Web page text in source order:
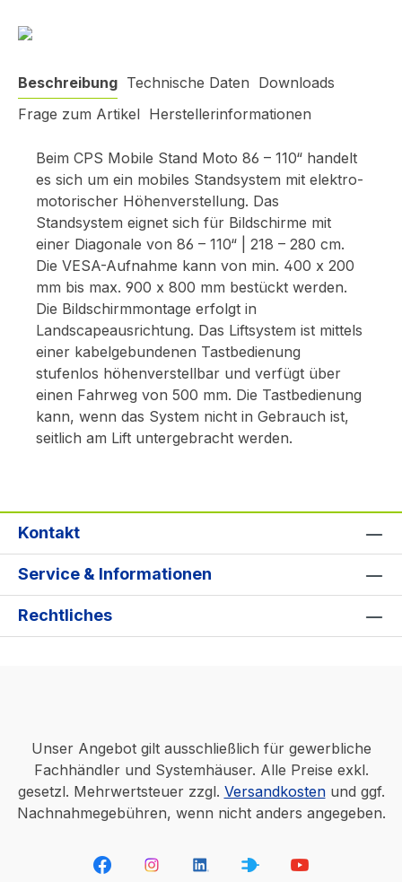
Beschreibung Technische Daten Downloads
Frage zum Artikel Herstellerinformationen
Beim CPS Mobile Stand Moto 86 – 110“ handelt
es sich um ein mobiles Standsystem mit elektro-
motorischer Höhenverstellung. Das
Standsystem eignet sich für Bildschirme mit
einer Diagonale von 86 – 110“ | 218 – 280 cm.
Die VESA-Aufnahme kann von min. 400 x 200
mm bis max. 900 x 800 mm bestückt werden.
Die Bildschirmmontage erfolgt in
Landscapeausrichtung. Das Liftsystem ist mittels
einer kabelgebundenen Tastbedienung
stufenlos höhenverstellbar und verfügt über
einen Fahrweg von 500 mm. Die Tastbedienung
kann, wenn das System nicht in Gebrauch ist,
seitlich am Lift untergebracht werden.
Kontakt
Service & Informationen
Rechtliches
Unser Angebot gilt ausschließlich für gewerbliche
Fachhändler und Systemhäuser. Alle Preise exkl.
gesetzl. Mehrwertsteuer zzgl. Versandkostenund ggf.
Nachnahmegebühren, wenn nicht anders angegeben.